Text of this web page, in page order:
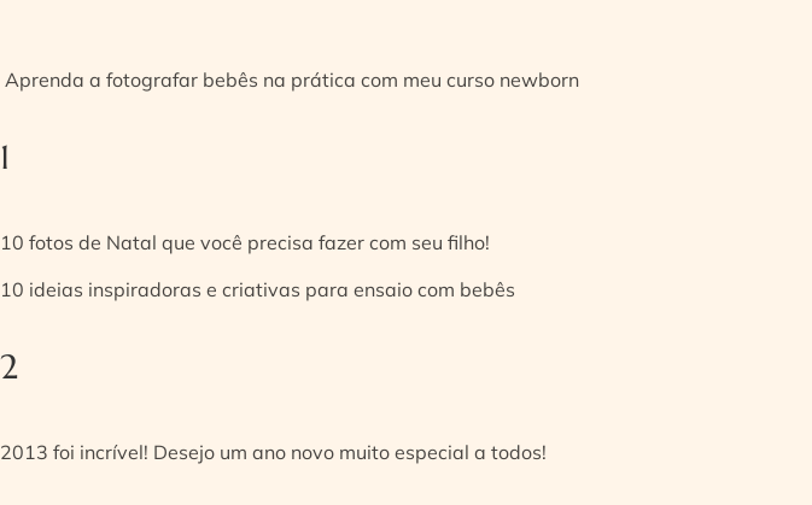
Aprenda a fotografar bebês na prática com meu curso newborn
1
10 fotos de Natal que você precisa fazer com seu filho!
10 ideias inspiradoras e criativas para ensaio com bebês
2
2013 foi incrível! Desejo um ano novo muito especial a todos!